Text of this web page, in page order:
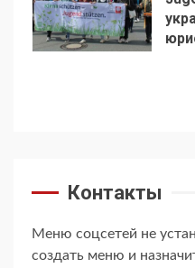
5
Контакты
Меню соцсетей не
создать меню и